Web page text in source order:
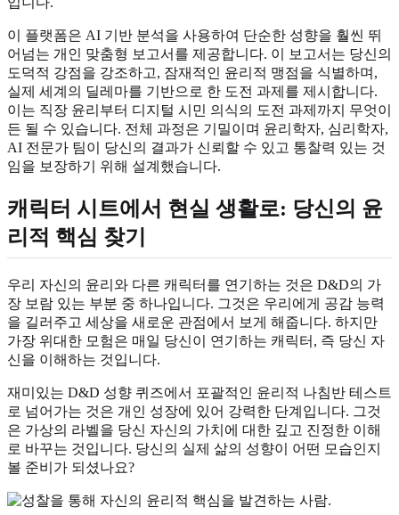
이 플랫폼은 AI 기반 분석을 사용하여 단순한 성향을 훨씬 뛰
어넘는 개인 맞춤형 보고서를 제공합니다. 이 보고서는 당신의
도덕적 강점을 강조하고, 잠재적인 윤리적 맹점을 식별하며,
실제 세계의 딜레마를 기반으로 한 도전 과제를 제시합니다.
이는 직장 윤리부터 디지털 시민 의식의 도전 과제까지 무엇이
든 될 수 있습니다. 전체 과정은 기밀이며 윤리학자, 심리학자,
AI 전문가 팀이 당신의 결과가 신뢰할 수 있고 통찰력 있는 것
임을 보장하기 위해 설계했습니다.
캐릭터 시트에서 현실 생활로: 당신의 윤
리적 핵심 찾기
우리 자신의 윤리와 다른 캐릭터를 연기하는 것은 D&D의 가
장 보람 있는 부분 중 하나입니다. 그것은 우리에게 공감 능력
을 길러주고 세상을 새로운 관점에서 보게 해줍니다. 하지만
가장 위대한 모험은 매일 당신이 연기하는 캐릭터, 즉 당신 자
신을 이해하는 것입니다.
재미있는 D&D 성향 퀴즈에서 포괄적인 윤리적 나침반 테스트
로 넘어가는 것은 개인 성장에 있어 강력한 단계입니다. 그것
은 가상의 라벨을 당신 자신의 가치에 대한 깊고 진정한 이해
로 바꾸는 것입니다. 당신의 실제 삶의 성향이 어떤 모습인지
볼 준비가 되셨나요?